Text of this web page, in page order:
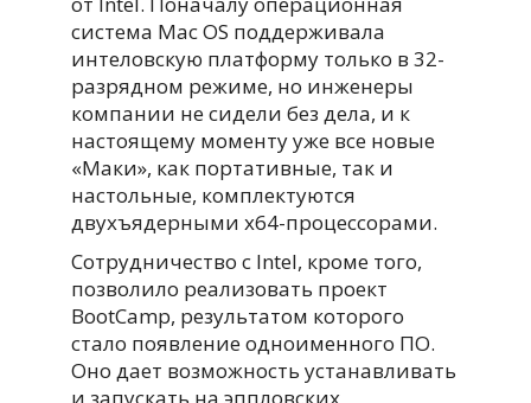
система Mac OS поддерживала
интеловскую платформу только в 32-
разрядном режиме, но инженеры
компании не сидели без дела, и к
настоящему моменту уже все новые
«Маки», как портативные, так и
настольные, комплектуются
двухъядерными x64-процессорами.
Сотрудничество с Intel, кроме того,
позволило реализовать проект
BootCamp, результатом которого
стало появление одноименного ПО.
Оно дает возможность устанавливать